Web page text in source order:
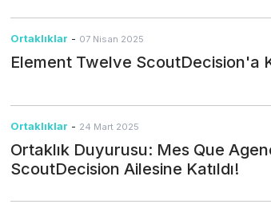
Ortaklıklar - 07 Nisan 2025
Element Twelve ScoutDecision'a
Ortaklıklar - 24 Mart 2025
Ortaklık Duyurusu: Mes Que
ScoutDecision Ailesine Katıldı!